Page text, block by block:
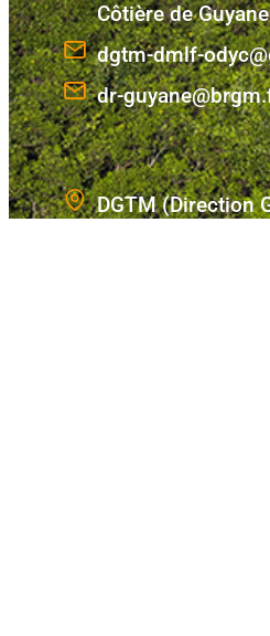
Côtière de Guyane
dgtm-dmlf-
dr-
DGTM (Direction